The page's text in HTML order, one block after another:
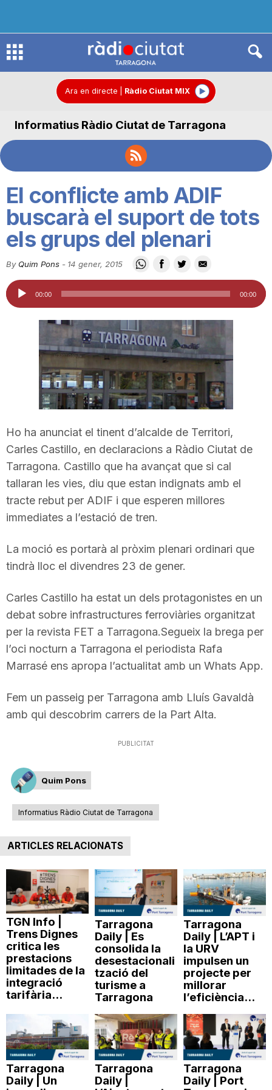
R
d
C
d
e
a
a
o
a
Ara en directe Ràdio Ciutat MIX
Informatius Ràdio Ciutat de Tarragona
El conflicte amb ADIF
buscarà el suport de tots
els grups del plenari
By Quim Pons - 14 gener, 2015
Reproductor
d'àudio
00:00 00:00
Ho ha anunciat el tinent d’alcalde de Territori,
Carles Castillo, en declaracions a Ràdio Ciutat de
Tarragona. Castillo que ha avançat que si cal
tallaran les vies, diu que estan indignats amb el
tracte rebut per ADIF i que esperen millores
immediates a l’estació de tren.
La moció es portarà al pròxim plenari ordinari que
tindrà lloc el divendres 23 de gener.
Carles Castillo ha estat un dels protagonistes en un
debat sobre infrastructures ferroviàries organitzat
per la revista FET a Tarragona.Segueix la brega per
l’oci nocturn a Tarragona el periodista Rafa
Marrasé ens apropa l’actualitat amb un Whats App.
Fem un passeig per Tarragona amb Lluís Gavaldà
amb qui descobrim carrers de la Part Alta.
PUBLICITAT
Quim Pons
Informatius Ràdio Ciutat de Tarragona
ARTICLES RELACIONATS
TGN Info |
Trens Dignes
critica les
prestacions
limitades de la
integració
tarifària...
Tarragona
Daily | Es
consolida la
desestacionali
tzació del
turisme a
Tarragona
Tarragona
Daily | L’APT i
la URV
impulsen un
projecte per
millorar
l’eficiència...
Tarragona
Daily | Un
Tarragona
Daily |
Tarragona
Daily | Port